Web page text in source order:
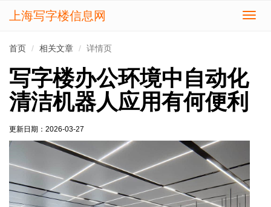
切
上海写字楼信息网
首页 相关文章 详情页
写字楼办公环境中自动化
清洁机器人应用有何便利
更新日期： 2026-03-27